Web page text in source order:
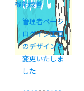
機能改善
管理者ページ
ログイン画面
のデザインを
変更いたしま
した